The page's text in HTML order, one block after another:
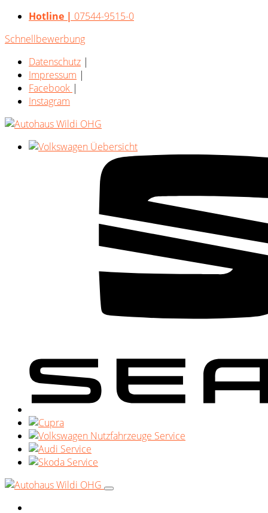
Hotline | 07544-9515-0
Schnellbewerbung
Datenschutz |
Impressum |
Facebook |
Instagram